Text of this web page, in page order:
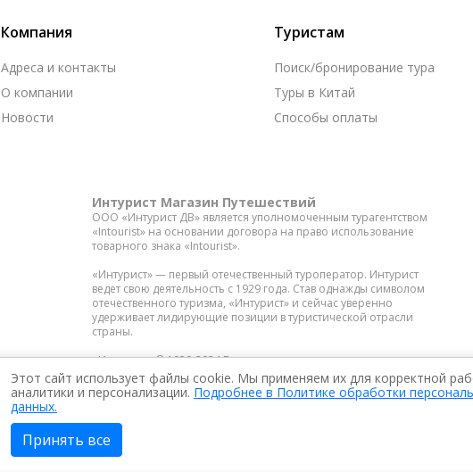
Компания
Адреса и контакты
О компании
Новости
Туристам
Поиск/бронирование тура
Туры в Китай
Способы оплаты
Интурист Магазин Путешествий
ООО «Интурист ДВ» является уполномоченным турагентством
«Intourist» на основании договора на право использование
товарного знака «Intourist».
«Интурист» — первый отечественный туроператор. Интурист
ведет свою деятельность с 1929 года. Став однажды символом
отечественного туризма, «Интурист» и сейчас уверенно
удерживает лидирующие позиции в туристической отрасли
страны.
«Интурист» © 1929-2024 Все права защищены
ООО
Этот сайт использует файлы cookie. Мы применяем их для корректной
аналитики и персонализации. Подробнее в Политике обработки
данных.
Принять все